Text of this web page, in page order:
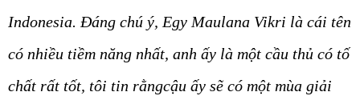
Indonesia. Đáng chú ý, Egy Maulana Vikri là cái tên
có nhiều tiềm năng nhất, anh ấy là một cầu thủ có tố
chất rất tốt, tôi tin rằngcậu ấy sẽ có một mùa giải